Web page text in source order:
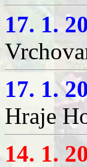
17. 1.
17. 1.
Hraje
14. 1.